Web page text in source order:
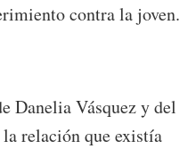
contra la joven.
Danelia Vásquez y del
relación que existía